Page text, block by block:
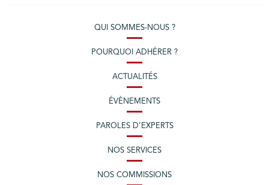
QUI SOMMES-NOUS ?
POURQUOI ADHÉRER ?
ACTUALITÉS
ÉVÈNEMENTS
PAROLES D’EXPERTS
NOS SERVICES
NOS COMMISSIONS